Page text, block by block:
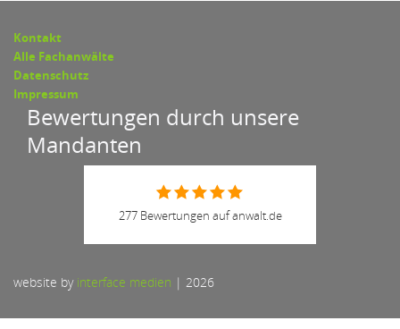
Kontakt
Alle Fachanwälte
Datenschutz
Impressum
Bewertungen durch unsere
Mandanten
277 Bewertungen auf anwalt.de
website by interface medien | 2026